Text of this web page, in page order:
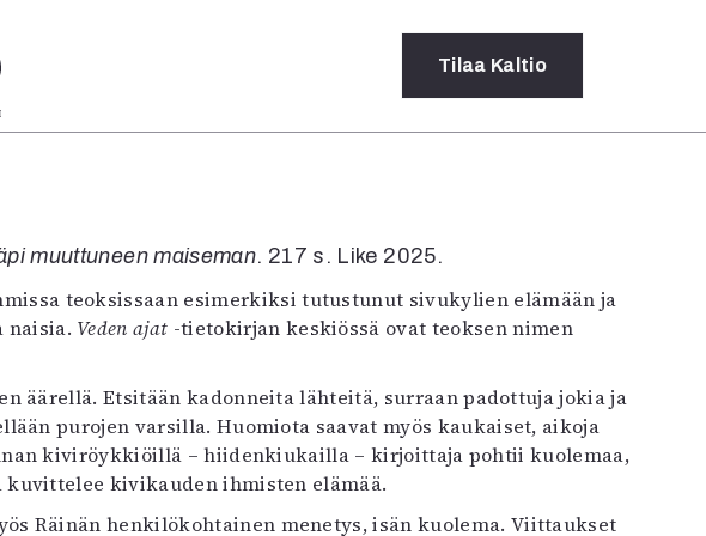
Yhteistyössä
Toimitus
Mediatiedot
Tilaa Kaltio
muuttuneen maiseman. 217 s. Like 2025.
teoksissaan esimerkiksi tutustunut sivukylien elämään ja
naisia. Veden ajat -tietokirjan keskiössä ovat teoksen nimen
äärellä. Etsitään kadonneita lähteitä, surraan padottuja jokia ja
purojen varsilla. Huomiota saavat myös kaukaiset, aikoja
kiviröykkiöillä – hiidenkiukailla – kirjoittaja pohtii kuolemaa,
kivikauden ihmisten elämää.
Räinän henkilökohtainen menetys, isän kuolema. Viittaukset